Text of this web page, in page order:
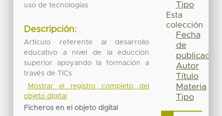
uso de tecnologías
Descripción:
Articulo referente al desarrollo
educativo a nivel de la educción
superior apoyando la formación a
través de TICs
Mostrar el registro completo del
objeto digital
Ficheros en el objeto digital
Tipo
Esta
colección
Fecha
de
publicación
Autor
Título
Materia
Tipo